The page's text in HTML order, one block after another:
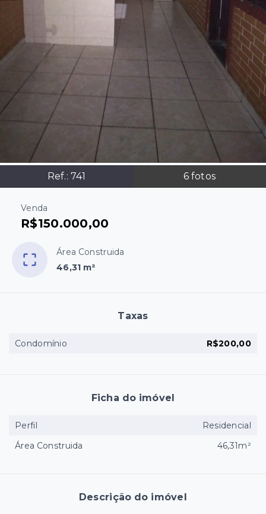
Ref.: 741 6 fotos
Venda
R$150.000,00
Área Construida
46,31 m²
Descrição do imóvel
Taxas
Condomínio R$200,00
Ficha do imóvel
Perfil
Residencial
Área Construida
46,31m²